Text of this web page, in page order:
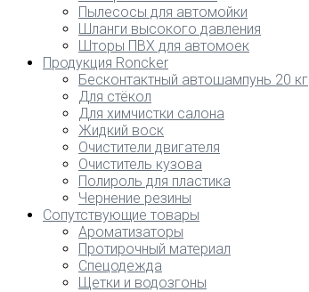
Пылесосы для автомойки
Шланги высокого давления
Шторы ПВХ для автомоек
Продукция Roncker
Бесконтактный автошампунь 20 кг
Для стёкол
Для химчистки салона
Жидкий воск
Очистители двигателя
Очиститель кузова
Полироль для пластика
Чернение резины
Сопутствующие товары
Ароматизаторы
Протирочный материал
Спецодежда
Щетки и водозгоны